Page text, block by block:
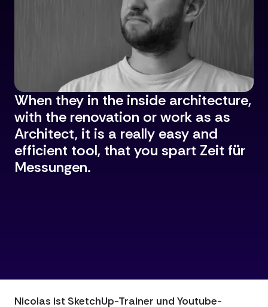
When they in the inside architecture,
with the renovation or work as as
Architect, it is a really easy and
efficient tool, that you spart Zeit für
Messungen.
Nicolas ist SketchUp-Trainer und Youtube-